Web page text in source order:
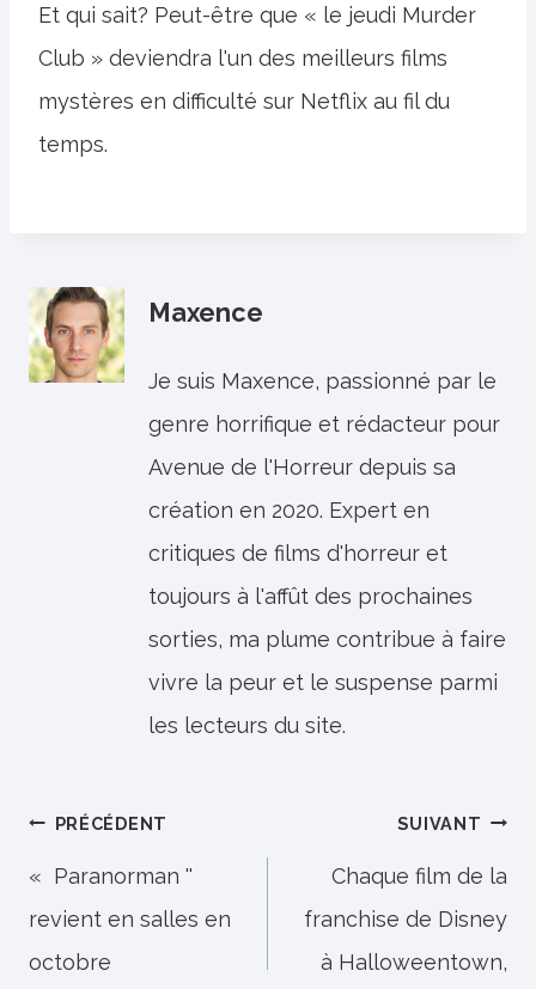
Et qui sait? Peut-être que « le jeudi Murder
Club » deviendra l'un des meilleurs films
mystères en difficulté sur Netflix au fil du
temps.
Maxence
Je suis Maxence, passionné par le
genre horrifique et rédacteur pour
Avenue de l'Horreur depuis sa
création en 2020. Expert en
critiques de films d'horreur et
toujours à l'affût des prochaines
sorties, ma plume contribue à faire
vivre la peur et le suspense parmi
les lecteurs du site.
Navigation
de
l’article
PRÉCÉDENT
« Paranorman ''
revient en salles en
octobre
SUIVANT
Chaque film de la
franchise de Disney
à Halloweentown,